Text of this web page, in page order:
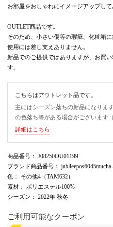
お部屋をおしゃれにイメージアップして
OUTLET商品です。
そのため、小さい傷等の瑕疵、化粧箱
使用には差し支えありません。
新品でのご提供ではありますが、お買
す。
こちらはアウトレット品です。
主にはシーズン落ちの新品になりま
の色落ち等がある場合がございます
詳細はこちら
商品番号 ： J08250DU01199
ブランド商品番号 ：
色 ： その他4（TAM632）
素材 ： ポリエステル100%
シーズン ： 2022年 秋冬
ご利用可能なクーポン